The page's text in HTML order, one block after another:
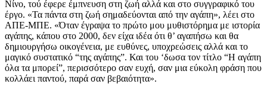
Νίνο, τού έφερε έμπνευση στη ζωή αλλά και στο συγγραφικό του
έργο. «Τα πάντα στη ζωή σημαδεύονται από την αγάπη», λέει στο
ΑΠΕ-ΜΠΕ. «Όταν έγραψα το πρώτο μου μυθιστόρημα με ιστορία
αγάπης, κάπου στο 2000, δεν είχα ιδέα ότι θ’ αγαπήσω και θα
δημιουργήσω οικογένεια, με ευθύνες, υποχρεώσεις αλλά και το
μαγικό συστατικό “της αγάπης”. Και του ‘δωσα τον τίτλο “Η αγάπη
όλα τα μπορεί”, περισσότερο σαν ευχή, σαν μια εύκολη φράση που
κολλάει παντού, παρά σαν βεβαιότητα».